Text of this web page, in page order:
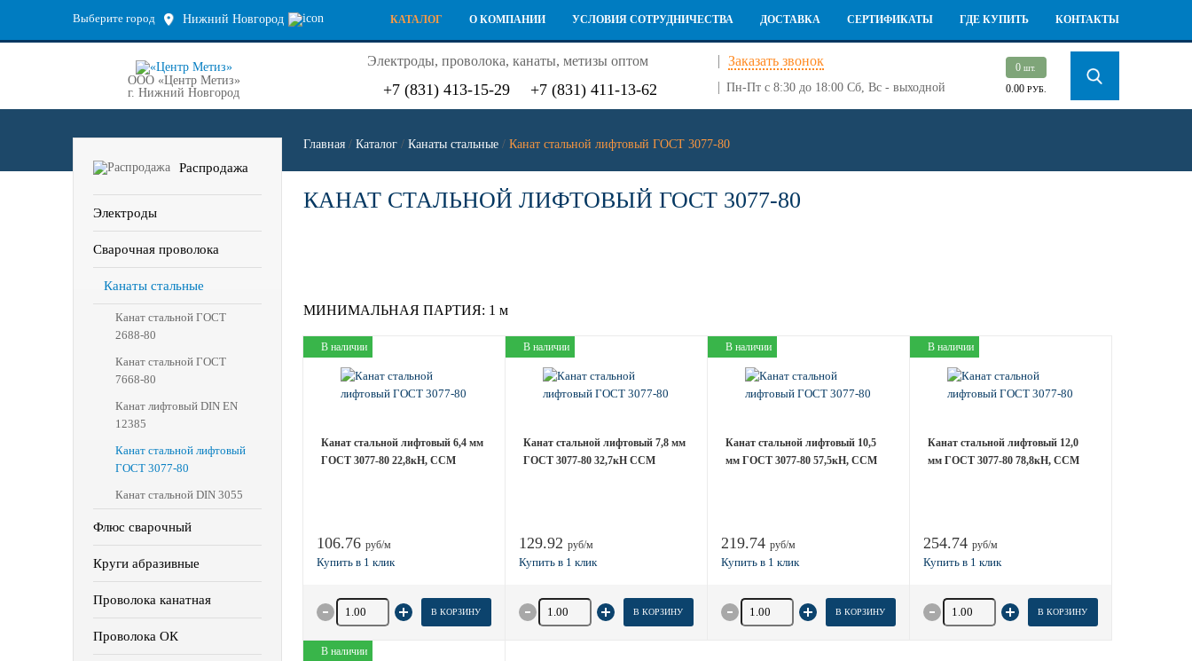
Выберите город Нижний Новгород КАТАЛОГ О КОМПАНИИ УСЛОВИЯ СОТРУДНИЧЕСТВА ДОСТАВКА СЕРТИФИКАТЫ ГДЕ КУПИТЬ КОНТАКТЫ
ООО «Центр Метиз»
г. Нижний Новгород
Электроды, проволока, канаты, метизы оптом Заказать звонок
+7 (831) 413-15-29 +7 (831) 411-13-62 Пн-Пт с 8:30 до 18:00 Сб, Вс - выходной
0шт.
0.00 РУБ.
Распродажа
Электроды
Сварочная проволока
Канаты стальные
Канат стальной ГОСТ
2688-80
Канат стальной ГОСТ
7668-80
Канат лифтовый DIN EN
12385
Канат стальной лифтовый
ГОСТ 3077-80
Канат стальной DIN 3055
Флюс сварочный
Круги абразивные
Проволока канатная
Проволока ОК
Главная / Каталог / Канаты стальные / Канат стальной лифтовый ГОСТ 3077-80
КАНАТ СТАЛЬНОЙ ЛИФТОВЫЙ ГОСТ 3077-80
МИНИМАЛЬНАЯ ПАРТИЯ: 1 м
В наличии
Канат стальной лифтовый 6,4 мм
ГОСТ 3077-80 22,8кН, ССМ
106.76 руб/м
Количество товара В КОРЗИНУ
В наличии
Канат стальной лифтовый 7,8 мм
ГОСТ 3077-80 32,7кН ССМ
129.92 руб/м
Количество товара В КОРЗИНУ
В наличии
Канат стальной лифтовый 10,5
мм ГОСТ 3077-80 57,5кН, ССМ
219.74 руб/м
Количество товара В КОРЗИНУ
В наличии
Канат стальной лифтовый 12,0
мм ГОСТ 3077-80 78,8кН, ССМ
254.74 руб/м
Количество товара В КОРЗИНУ
В наличии